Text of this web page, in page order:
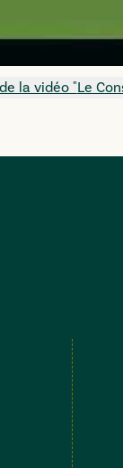
la vidéo "Le